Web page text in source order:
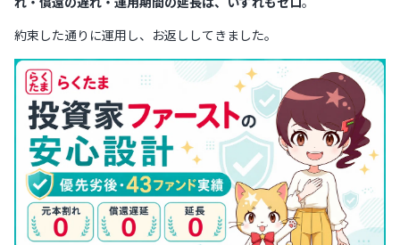
約束した通りに運用し、お返ししてきました。